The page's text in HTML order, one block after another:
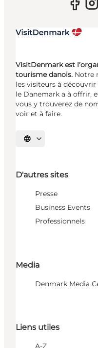
VisitDenmark est
tourisme danois. Notre
les visiteurs à
le Danemark a à offrir,
vous y trouverez de
voir et à faire.
Choisissez la langue
D'autres sites
Presse
Business Events
Professionnels
Media
Denmark Media
Liens utiles
A-Z